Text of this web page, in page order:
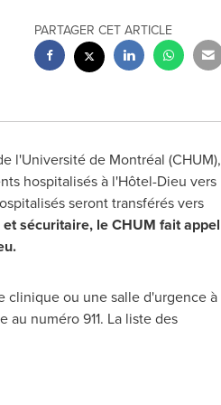
PARTAGER CET ARTICLE
l'Université de Montréal (CHUM),
hospitalisés à l'Hôtel-Dieu vers
seront transférés vers
sécuritaire, le CHUM fait appel
clinique ou une salle d'urgence à
numéro 911. La liste des